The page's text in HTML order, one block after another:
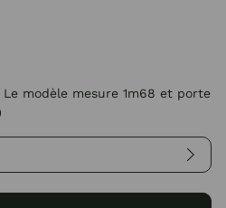
modèle mesure 1m68 et porte